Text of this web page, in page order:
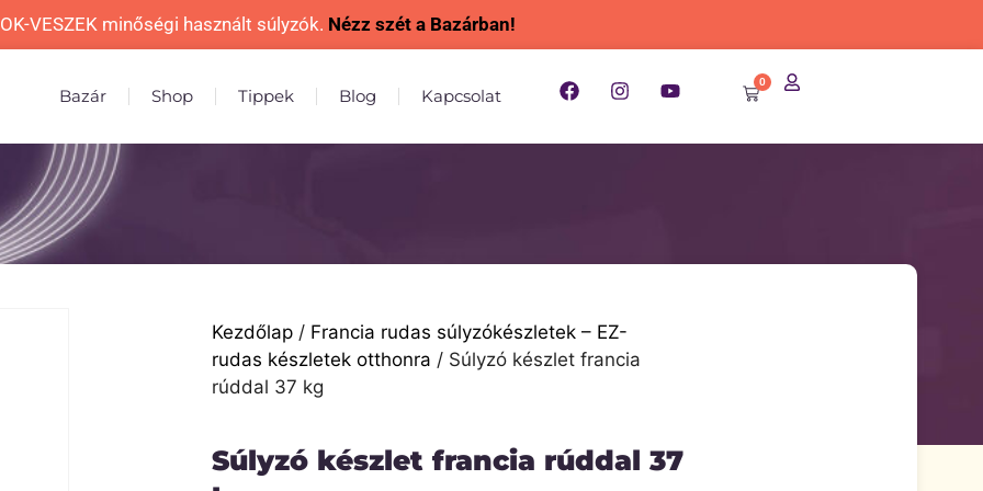
VESZEK minőségi használt súlyzók. Nézz szét a Bazárban!
Bazár Shop Tippek Blog Kapcsolat
0
Kezdőlap/ Francia rudas súlyzókészletek – EZ-
rudas készletek otthonra / Súlyzó készlet francia
rúddal 37 kg
Súlyzó készlet francia rúddal 37